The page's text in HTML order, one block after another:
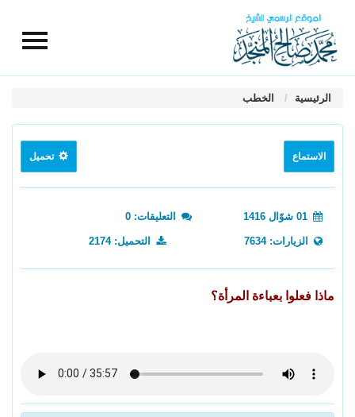
الرئيسية الخطب
الاستماع تحميل
التعليقات: 0
الزيارات: 7634 التحميل: 2174
ماذا فعلوا بعباءة المرأة؟